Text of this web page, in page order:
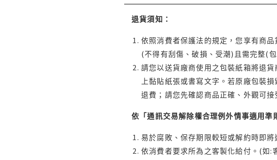
退貨須知：
依照消費者保護法的規定，您享有商
(不得有刮傷、破損、受潮)且需完整(
請您以送貨廠商使用之包裝紙箱將退
上黏貼紙張或書寫文字。若原廠包裝
退費；請您先確認商品正確、外觀可
依「通訊交易解除權合理例外情事適用準
易於腐敗、保存期限較短或解約時即
依消費者要求所為之客製化給付。(如: